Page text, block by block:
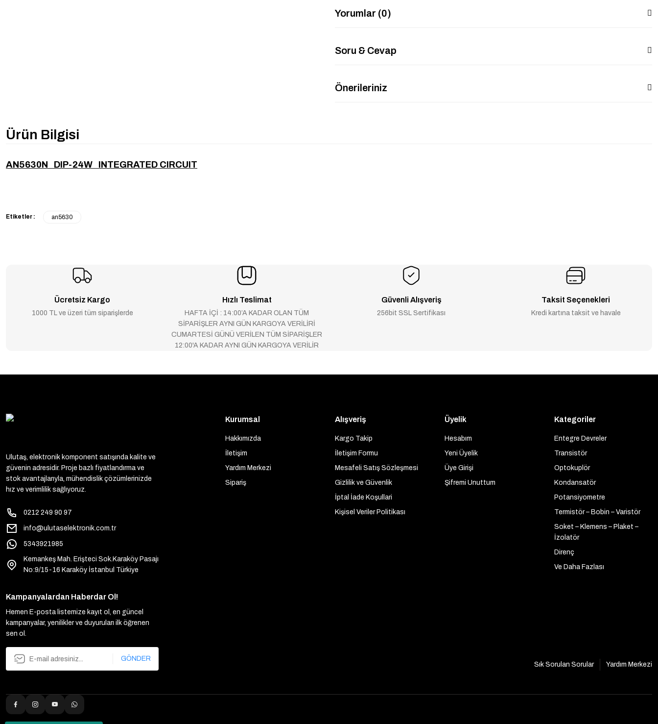
Yorumlar (0)
Soru & Cevap
Önerileriniz
Ürün Bilgisi
AN5630N DIP-24W INTEGRATED CIRCUIT
Etiketler : an5630
Ücretsiz Kargo
1000 TL ve üzeri tüm siparişlerde
Hızlı Teslimat
HAFTA İÇİ : 14:00’A KADAR OLAN TÜM
SİPARİŞLER AYNI GÜN KARGOYA VERİLİRİ
CUMARTESİ GÜNÜ VERİLEN TÜM SİPARİŞLER
12:00'A KADAR AYNI GÜN KARGOYA VERİLİR
Güvenli Alışveriş
256bit SSL Sertifikası
Taksit Seçenekleri
Kredi kartına taksit ve havale
Ulutaş, elektronik komponent satışında kalite ve
güvenin adresidir. Proje bazlı fiyatlandırma ve
stok avantajlarıyla, mühendislik çözümlerinizde
hız ve verimlilik sağlıyoruz.
0212 249 90 97
info@ulutaselektronik.com.tr
5343921985
Kemankeş Mah. Erişteci Sok.Karaköy Pasajı
No:9/15-16 Karaköy İstanbul Türkiye
Kurumsal
Hakkımızda
İletişim
Yardım Merkezi
Sipariş
Alışveriş
Kargo Takip
İletişim Formu
Mesafeli Satış Sözleşmesi
Gizlilik ve Güvenlik
İptal İade Koşullari
Kişisel Veriler Politikası
Üyelik
Hesabım
Yeni Üyelik
Üye Girişi
Şifremi Unuttum
Kategoriler
Entegre Devreler
Transistör
Optokuplör
Kondansatör
Potansiyometre
Termistör – Bobin – Varistör
Soket – Klemens – Plaket –
İzolatör
Direnç
Ve Daha Fazlası
Kampanyalardan Haberdar Ol!
Hemen E-posta listemize kayıt ol, en güncel
kampanyalar, yenilikler ve duyuruları ilk öğrenen
sen ol.
GÖNDER
Sık Sorulan Sorular
Yardım Merkezi